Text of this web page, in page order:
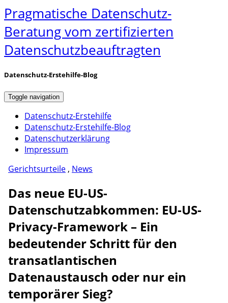
Pragmatische Datenschutz-
Beratung vom zertifizierten
Datenschutzbeauftragten
Datenschutz-Erstehilfe-Blog
Toggle navigation
Datenschutz-Erstehilfe
Datenschutz-Erstehilfe-Blog
Datenschutzerklärung
Impressum
Gerichtsurteile , News
Das neue EU-US-
Datenschutzabkommen: EU-US-
Privacy-Framework – Ein
bedeutender Schritt für den
transatlantischen
Datenaustausch oder nur ein
temporärer Sieg?